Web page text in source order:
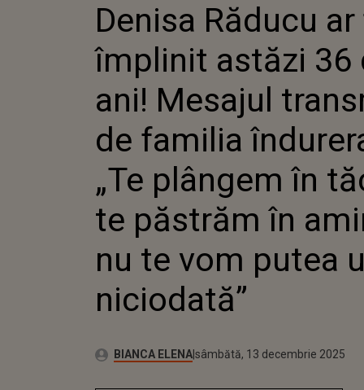
ANI!
VOM
Denisa Răducu ar
împlinit astăzi 36
ani! Mesajul
de familia
„Te plângem în
te păstrăm în
nu te vom putea
niciodată”
Autor:BIANCA ELENAPublicat:
sâmbătă, 13 decembrie 2025